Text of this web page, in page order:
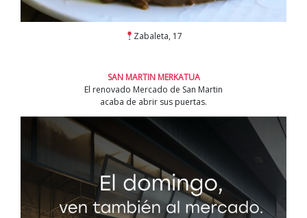
Zabaleta, 17
SAN MARTIN MERKATUA
El renovado Mercado de San Martin
acaba de abrir sus puertas.